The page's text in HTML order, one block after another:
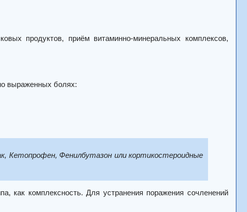
продуктов, приём витаминно-минеральных комплексов,
выраженных болях:
Кетопрофен, Фенилбутазон или кортикостероидные
как комплексность. Для устранения поражения сочленений